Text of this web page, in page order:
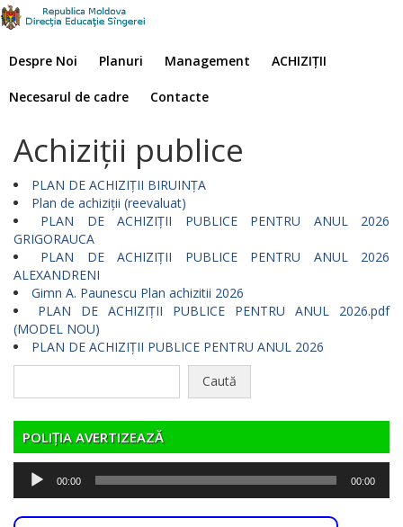
Despre Noi Planuri Management ACHIZIȚII
Necesarul de cadre Contacte
Achiziţii publice
PLAN DE ACHIZIȚII BIRUINȚA
Plan de achiziții (reevaluat)
PLAN DE ACHIZIȚII PUBLICE PENTRU ANUL 2026
GRIGORAUCA
PLAN DE ACHIZIȚII PUBLICE PENTRU ANUL 2026
ALEXANDRENI
Gimn A. Paunescu Plan achizitii 2026
PLAN DE ACHIZIȚII PUBLICE PENTRU ANUL 2026.pdf
(MODEL NOU)
PLAN DE ACHIZIȚII PUBLICE PENTRU ANUL 2026
POLIȚIA AVERTIZEAZĂ
Player
audio
00:00 00:00